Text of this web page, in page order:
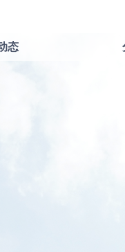
态